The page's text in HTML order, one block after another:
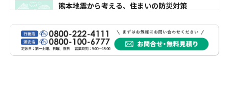
熊本地震から考える、住まいの防災対策
受けられた皆様に、心よりお見舞い申し上げま
す。 今回の地震 …
社長コラム